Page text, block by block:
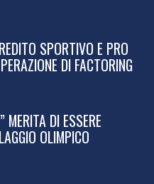
SPORTIVO E PRO
DI FACTORING
MERITA DI ESSERE
OLIMPICO